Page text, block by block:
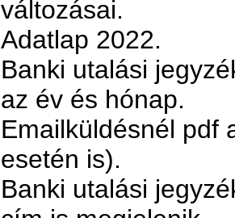
változásai.
Adatlap 2022.
Banki utalási
az év és hónap.
Emailküldésnél pdf
esetén is).
Banki utalási